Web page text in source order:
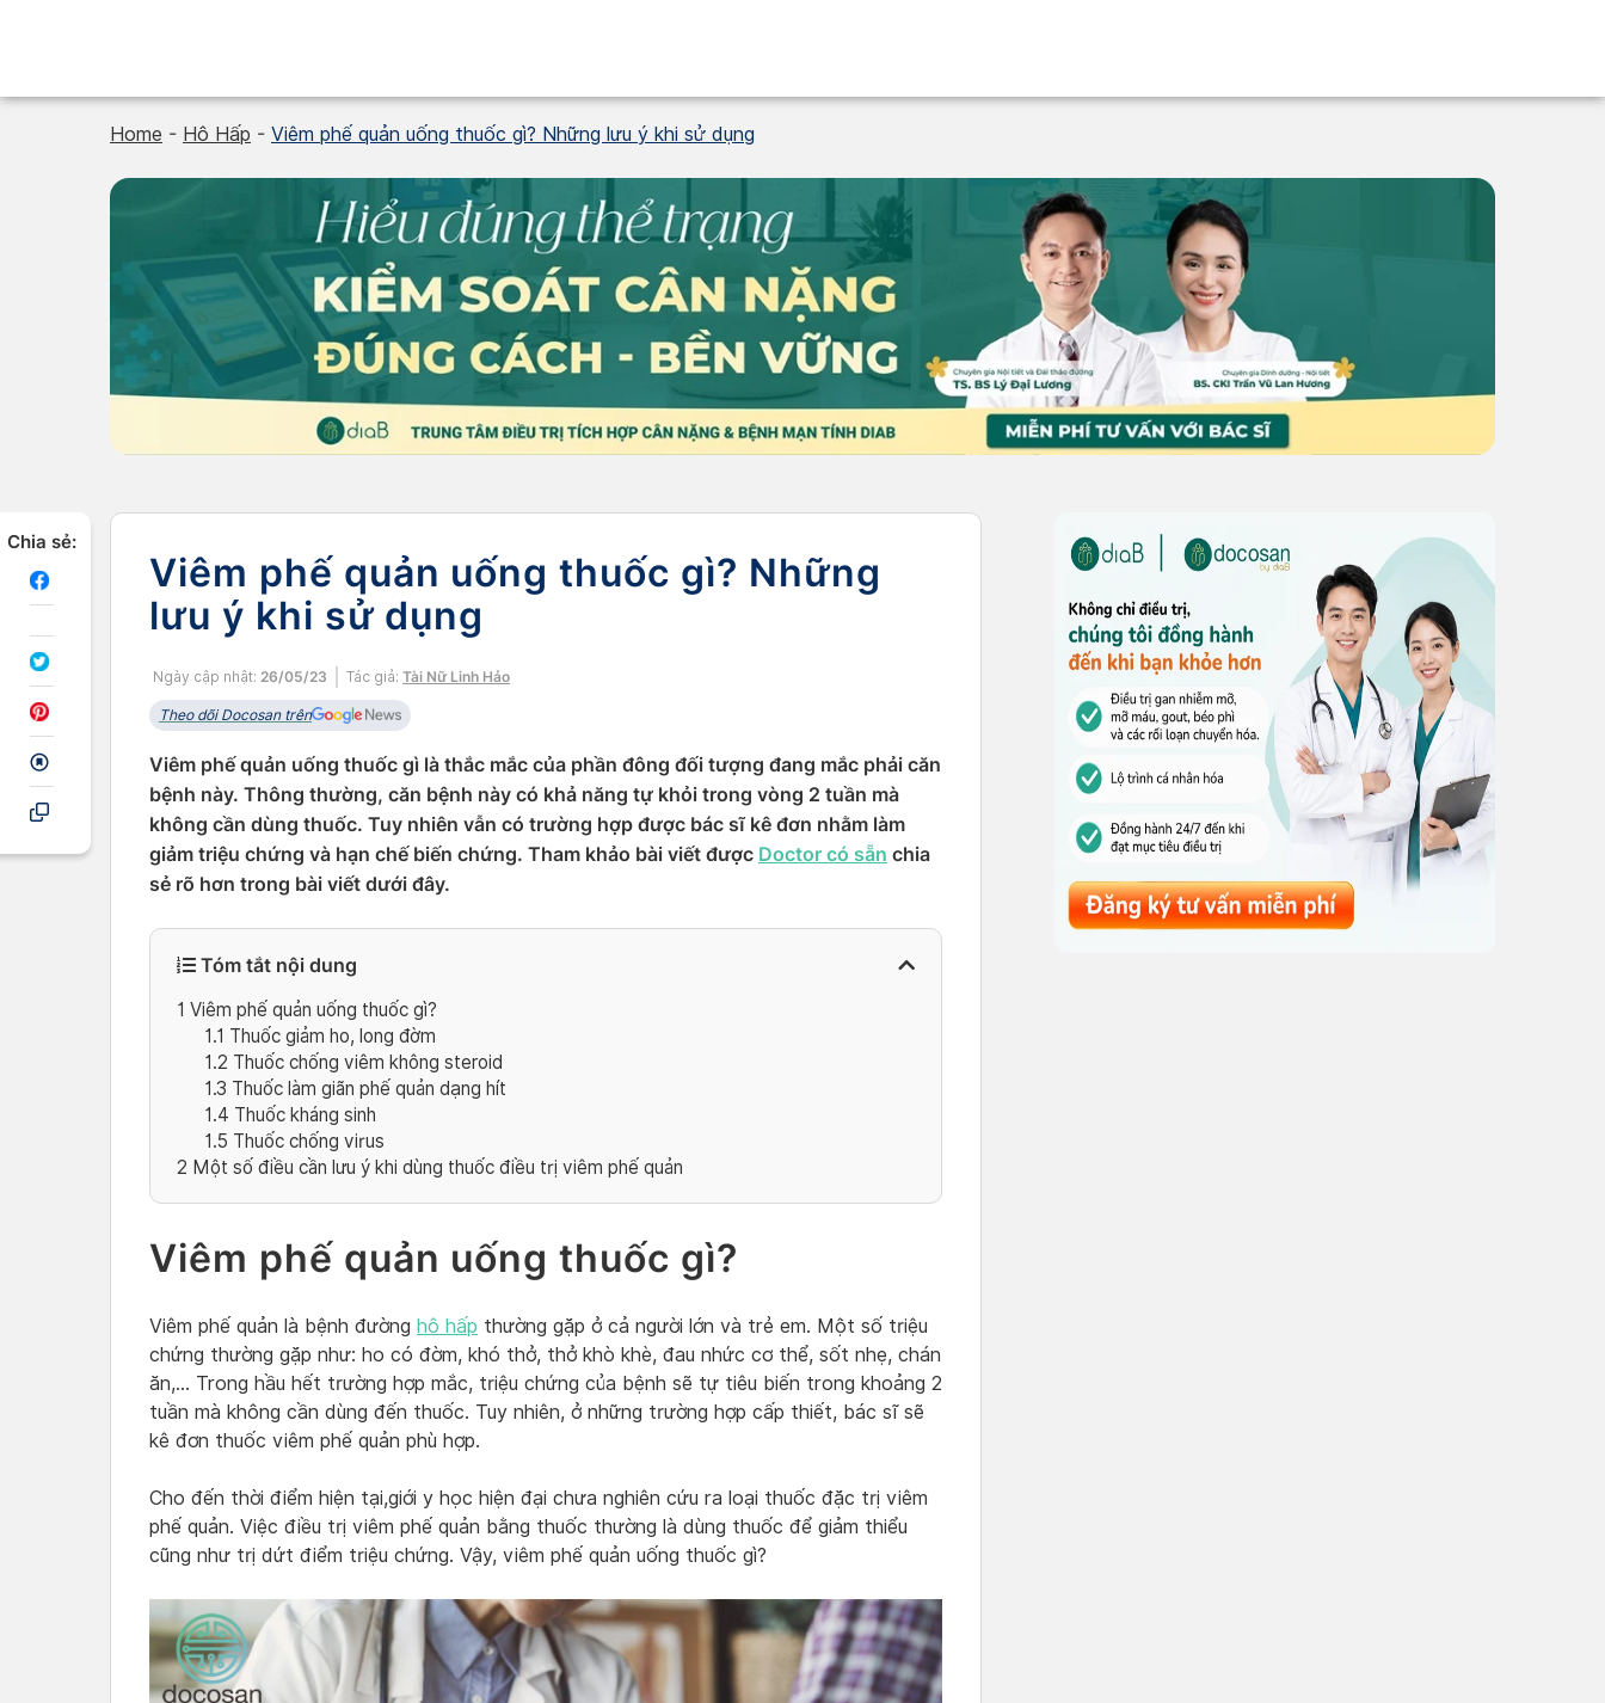
Home - Hô Hấp - Viêm phế quản uống thuốc gì? Những lưu ý khi sử dụng
Chia sẻ:
Viêm phế quản uống thuốc gì? Những
lưu ý khi sử dụng
Ngày cập nhật: 26/05/23 Tác giả: Tài Nữ Linh Hảo
Theo dõi Docosan trên
Viêm phế quản uống thuốc gì là thắc mắc của phần đông đối tượng đang mắc phải căn
bệnh này. Thông thường, căn bệnh này có khả năng tự khỏi trong vòng 2 tuần mà
không cần dùng thuốc. Tuy nhiên vẫn có trường hợp được bác sĩ kê đơn nhằm làm
giảm triệu chứng và hạn chế biến chứng. Tham khảo bài viết được Doctor có sẵn chia
sẻ rõ hơn trong bài viết dưới đây.
Tóm tắt nội dung
1 Viêm phế quản uống thuốc gì?
1.1 Thuốc giảm ho, long đờm
1.2 Thuốc chống viêm không steroid
1.3 Thuốc làm giãn phế quản dạng hít
1.4 Thuốc kháng sinh
1.5 Thuốc chống virus
2 Một số điều cần lưu ý khi dùng thuốc điều trị viêm phế quản
Viêm phế quản uống thuốc gì?
Viêm phế quản là bệnh đường hô hấp thường gặp ở cả người lớn và trẻ em. Một số triệu
chứng thường gặp như: ho có đờm, khó thở, thở khò khè, đau nhức cơ thể, sốt nhẹ, chán
ăn,… Trong hầu hết trường hợp mắc, triệu chứng của bệnh sẽ tự tiêu biến trong khoảng 2
tuần mà không cần dùng đến thuốc. Tuy nhiên, ở những trường hợp cấp thiết, bác sĩ sẽ
kê đơn thuốc viêm phế quản phù hợp.
Cho đến thời điểm hiện tại,giới y học hiện đại chưa nghiên cứu ra loại thuốc đặc trị viêm
phế quản. Việc điều trị viêm phế quản bằng thuốc thường là dùng thuốc để giảm thiểu
cũng như trị dứt điểm triệu chứng. Vậy, viêm phế quản uống thuốc gì?